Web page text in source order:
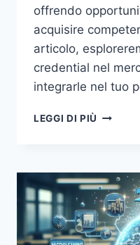
offrendo
acquisire
articolo,
credential nel
integrarle nel tuo
LEGGI DI PIÙ MICRO-
DELLA